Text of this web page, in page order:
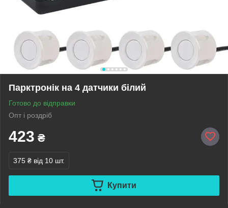
Парктронік на 4 датчики білий
Готово до відправки
Опт і роздріб
423 ₴
375 ₴ від 10 шт.
Купити